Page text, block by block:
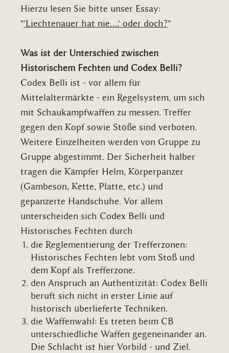
Hierzu lesen Sie bitte unser Essay:
"'Liechtenauer hat nie....' oder doch?"
Was ist der Unterschied zwischen
Historischem Fechten und Codex Belli?
Codex Belli ist - vor allem für
Mittelaltermärkte - ein Regelsystem, um sich
mit Schaukampfwaffen zu messen. Treffer
gegen den Kopf sowie Stöße sind verboten.
Weitere Einzelheiten werden von Gruppe zu
Gruppe abgestimmt. Der Sicherheit halber
tragen die Kämpfer Helm, Körperpanzer
(Gambeson, Kette, Platte, etc.) und
gepanzerte Handschuhe. Vor allem
unterscheiden sich Codex Belli und
Historisches Fechten durch
die Reglementierung der Trefferzonen:
Historisches Fechten lebt vom Stoß und
dem Kopf als Trefferzone.
den Anspruch an Authentizität: Codex Belli
beruft sich nicht in erster Linie auf
historisch überlieferte Techniken.
die Waffenwahl: Es treten beim CB
unterschiedliche Waffen gegeneinander an.
Die Schlacht ist hier Vorbild - und Ziel.